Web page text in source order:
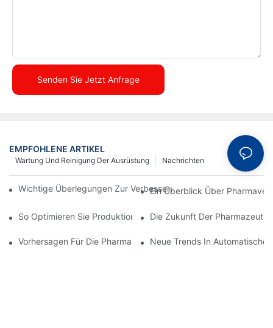
Senden Sie Jetzt Anfrage
EMPFOHLENE ARTIKEL
Nachrichten
Wartung Und Reinigung Der Ausrüstung
Wichtige Überlegungen Zur Verbesserung Der
Ein Überblick Über
So Optimieren Sie Produktionsprozesse Mit Effektiver
Die Zukunft Der
Vorhersagen Für Die Pharmaverpackungsbranche Im
Neue Trends In